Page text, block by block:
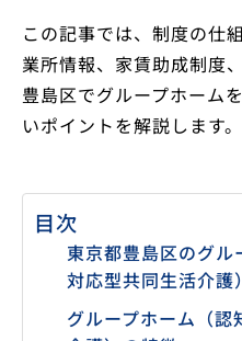
この記事では、制度の仕
業所情報、家賃助成制度
豊島区でグループホーム
いポイントを解説します。
目次
東京都豊島区のグ
対応型共同生活介護
グループホーム（